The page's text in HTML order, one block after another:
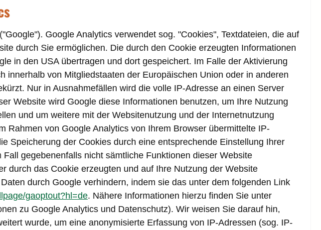
Google Analytics verwendet sog. "Cookies", Textdateien, die auf
durch Sie ermöglichen. Die durch den Cookie erzeugten Informationen
in den USA übertragen und dort gespeichert. Im Falle der Aktivierung
von Mitgliedstaaten der Europäischen Union oder in anderen
Nur in Ausnahmefällen wird die volle IP-Adresse an einen Server
Website wird Google diese Informationen benutzen, um Ihre Nutzung
und um weitere mit der Websitenutzung und der Internetnutzung
Rahmen von Google Analytics von Ihrem Browser übermittelte IP-
Speicherung der Cookies durch eine entsprechende Einstellung Ihrer
gegebenenfalls nicht sämtliche Funktionen dieser Website
durch das Cookie erzeugten und auf Ihre Nutzung der Website
durch Google verhindern, indem sie das unter dem folgenden Link
gaoptout?hl=de. Nähere Informationen hierzu finden Sie unter
zu Google Analytics und Datenschutz). Wir weisen Sie darauf hin,
wurde, um eine anonymisierte Erfassung von IP-Adressen (sog. IP-